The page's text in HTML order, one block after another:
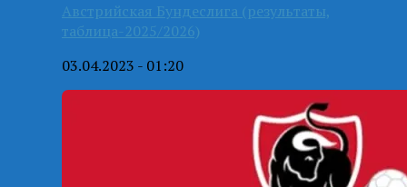
Австрийская Бундеслига (результаты,
таблица-2025/2026)
03.04.2023 - 01:20